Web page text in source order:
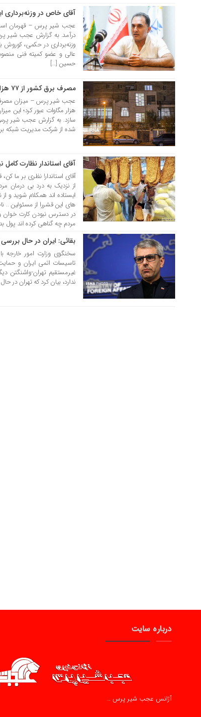
آقای خاص در
عجب شیر پرس – قهرمان
درآمد. به گزارش عجب شیر
وزنه‌برداری در حکمی، کوروش
عالی و عضو کمیته فنی
حسین […]
08 مرداد 1404 مصرف برق کشور از ۷۷ هزار مگاوات عبور کرد
هزار مگاوات عبور کرد؛ این
سازد. به گزارش عجب شیر پرس
شده از شرکت مدیریت شبکه
28 تیر 1404 آقای استاندار نظارت
آقای استاندار! نظری بر ما
از نزدیک به درد بی
ایستاده اند همکلام شوید و
های این قشررا از مسئولین ..
در دسترس نبودن کارت خوان
مردم چه گناهی کرده اند پول
17 تیر 1404 بقائی: ایران در حال
سخنگوی وزارت امور خارجه
تاسیسات اتمی ایران و
غیرمستقیم تهران-واشنگتن
ندارد، بیان کرد که تهران در
درباره سایت
آژانس عجب شیر پرس …